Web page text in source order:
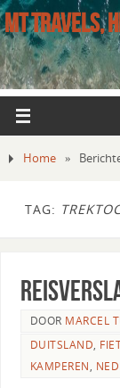
MT TRAVELS,
Home »
TAG:
DOOR MARCEL
DUITSLAND,
KAMPEREN,